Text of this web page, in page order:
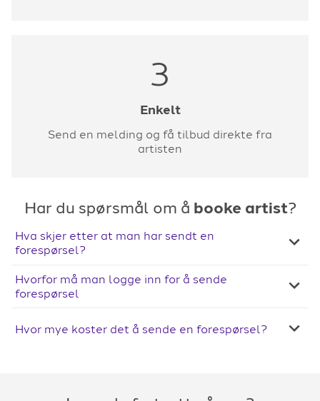
3
Enkelt
Send en melding og få tilbud direkte fra
artisten
Har du spørsmål om å booke artist?
Hva skjer etter at man har sendt en
forespørsel?
Hvorfor må man logge inn for å sende
forespørsel
Hvor mye koster det å sende en forespørsel?